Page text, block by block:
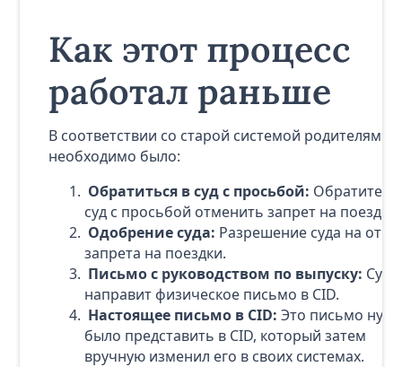
Как этот процесс
работал раньше
В соответствии со старой системой родителям
необходимо было:
Обратиться в суд с просьбой: Обратитесь
суд с просьбой отменить запрет на поездки.
Одобрение суда: Разрешение суда на
запрета на поездки.
Письмо с руководством по выпуску: Суд
направит физическое письмо в CID.
Настоящее письмо в CID: Это письмо
было представить в CID, который затем
вручную изменил его в своих системах.